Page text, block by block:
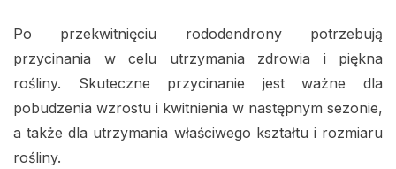
Po przekwitnięciu rododendrony potrzebują
przycinania w celu utrzymania zdrowia i piękna
rośliny. Skuteczne przycinanie jest ważne dla
pobudzenia wzrostu i kwitnienia w następnym sezonie,
a także dla utrzymania właściwego kształtu i rozmiaru
rośliny.